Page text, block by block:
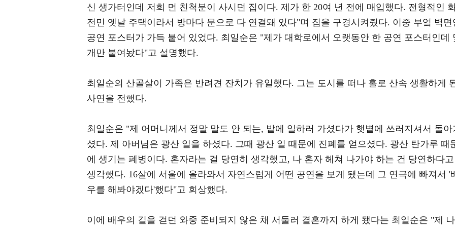
신 생가터인데 저희 먼 친척분이 사시던 집이다. 제가 한 20여 년 전에 매입했다. 전형적인
전민 옛날 주택이라서 방마다 문으로 다 연결돼 있다"며 집을 구경시켜줬다. 이중 부엌 벽면
공연 포스터가 가득 붙어 있었다. 최일순은 "제가 대학로에서 오랫동안 한 공연 포스터인데
개만 붙여놨다"고 설명했다.
최일순의 산골살이 가족은 반려견 잔치가 유일했다. 그는 도시를 떠나 홀로 산속 생활하게
사연을 전했다.
최일순은 "제 어머니께서 정말 말도 안 되는, 밭에 일하러 가셨다가 햇볕에 쓰러지셔서 돌아
셨다. 제 아버님은 광산 일을 하셨다. 그때 광산 일 때문에 진폐를 얻으셨다. 광산 탄가루 때
에 생기는 폐병이다. 혼자라는 걸 당연히 생각했고, 나 혼자 헤쳐 나가야 하는 건 당연하다고
생각했다. 16살에 서울에 올라와서 자연스럽게 어떤 공연을 보게 됐는데 그 연극에 빠져서 '
우를 해봐야겠다'했다"고 회상했다.
이에 배우의 길을 걷던 와중 준비되지 않은 채 서둘러 결혼까지 하게 됐다는 최일순은 "제 나